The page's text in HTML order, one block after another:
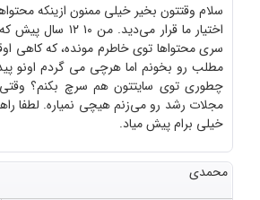
سلام وقتتون بخیر خیلی ممنون ازینکه
اختیار ما قرار
سری محتواها توی خاطرم مونده، که کاهی
مطلب رو بخونم اما هرچی می گردم اونو
چطوری توی سایتتون هم سرچ بکنم؟
مجلات رشد رو می‌زنم هیچی نمیاره. لطفا
خیلی برام پیش میاد.
محمدی